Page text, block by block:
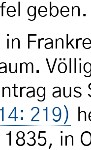
geben.
219)
in